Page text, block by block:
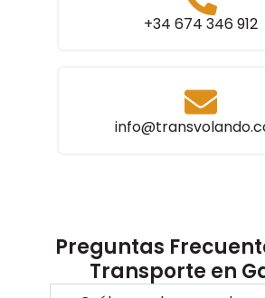
+34 674 346 912
Preguntas
Transporte en